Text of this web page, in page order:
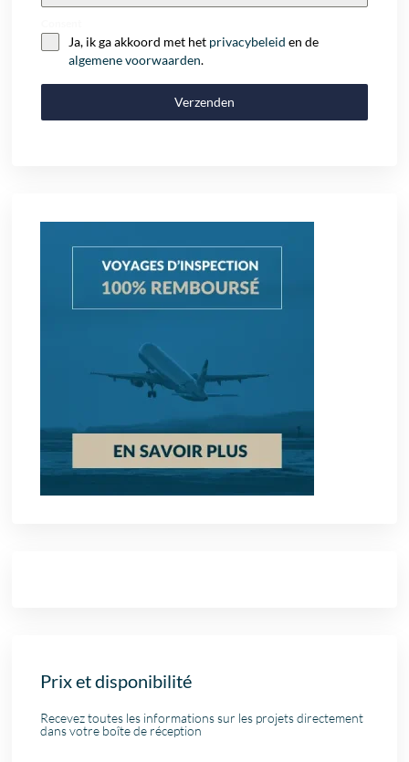
Ja, ik ga akkoord met het privacybeleid en de
algemene voorwaarden.
Verzenden
Prix et disponibilité
Recevez toutes les informations sur les projets directement
dans votre boîte de réception